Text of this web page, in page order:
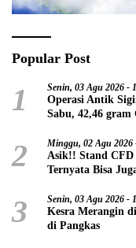
Popular Post
1 Senin, 03 Agu 2026 -
Operasi Antik
Sabu, 42,46
2 Minggu, 02 Agu
Asik!! Stand
Ternyata Bisa
3 Senin, 03 Agu 2026 -
Kesra Merangin
di Pangkas